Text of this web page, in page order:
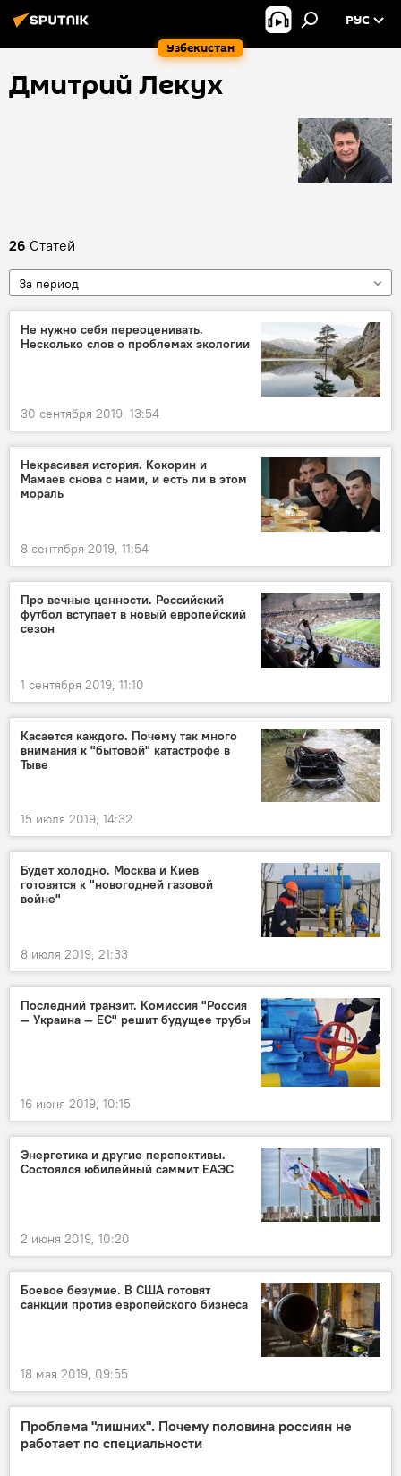
Узбекистан
РУС
Дмитрий Лекух
26 Статей
За период
Не нужно себя переоценивать.
Несколько слов о проблемах экологии
30 сентября 2019, 13:54
Некрасивая история. Кокорин и
Мамаев снова с нами, и есть ли в этом
мораль
8 сентября 2019, 11:54
Про вечные ценности. Российский
футбол вступает в новый европейский
сезон
1 сентября 2019, 11:10
Касается каждого. Почему так много
внимания к "бытовой" катастрофе в
Тыве
15 июля 2019, 14:32
Будет холодно. Москва и Киев
готовятся к "новогодней газовой
войне"
8 июля 2019, 21:33
Последний транзит. Комиссия "Россия
— Украина — ЕС" решит будущее трубы
16 июня 2019, 10:15
Энергетика и другие перспективы.
Состоялся юбилейный саммит ЕАЭС
2 июня 2019, 10:20
Боевое безумие. В США готовят
санкции против европейского бизнеса
18 мая 2019, 09:55
Проблема "лишних". Почему половина россиян не
работает по специальности